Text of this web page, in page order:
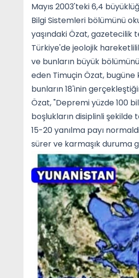
Mayıs 2003'teki 6,4
Bilgi Sistemleri bölümünü
yaşındaki Özat, gazetecilik
Türkiye'de jeolojik
ve bunların büyük
eden Timuçin Özat,
bunların 18'inin
Özat, "Depremi yüzde 100
boşlukların disiplinli şekilde
15-20 yanılma payı
sürer ve karmaşık duruma